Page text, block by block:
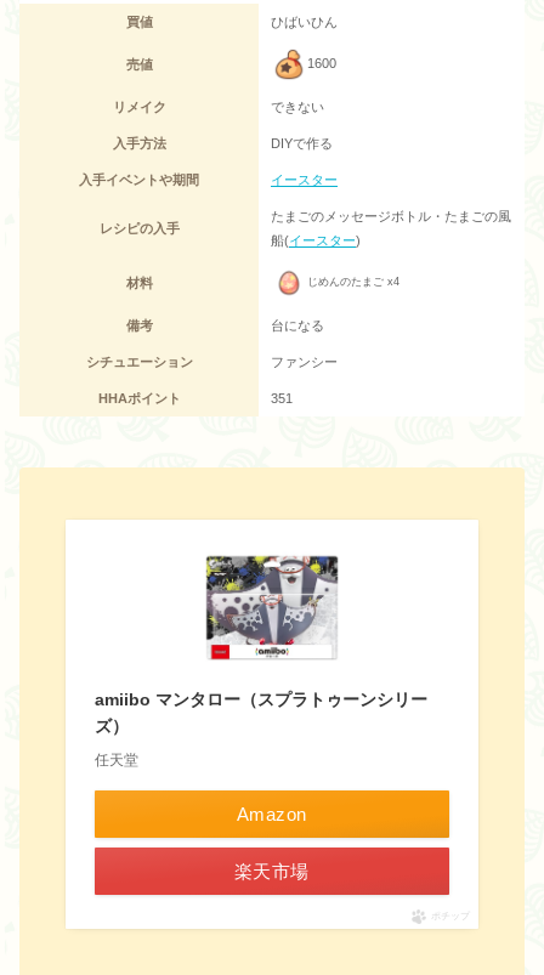
買値 ひばいひん
売値 1600
リメイク できない
入手方法 DIYで作る
入手イベントや期間 イースター
レシピの入手
たまごのメッセージボトル・たまごの風
船(イースター)
材料 じめんのたまご x4
備考 台になる
シチュエーション ファンシー
HHAポイント 351
amiibo マンタロー（スプラトゥーンシリー
ズ）
任天堂
Amazon
楽天市場
ポチップ